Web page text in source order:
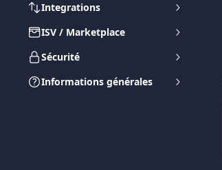
Integrations
ISV / Marketplace
Sécurité
Informations générales